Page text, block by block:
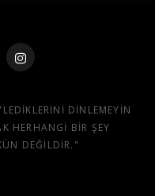
DINLEMEYIN
HERHANGI BIR ŞEY
DEĞILDIR."